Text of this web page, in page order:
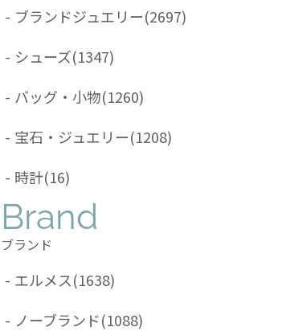
- ブランドジュエリー(2697)
- シューズ(1347)
- バッグ・小物(1260)
- 宝石・ジュエリー(1208)
- 時計(16)
Brand
ブランド
- エルメス(1638)
- ノーブランド(1088)